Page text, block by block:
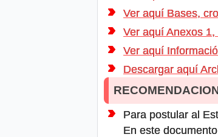
Ver aquí Bases,
Ver aquí Anexos 1,
Ver aquí
Descargar aquí
Para postular al
En este